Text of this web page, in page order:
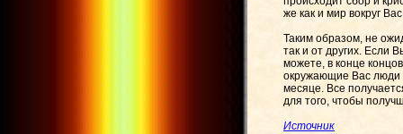
же как и мир вокруг
Таким образом, не
так и от других. Если
можете, в конце
окружающие Вас люди
месяце. Все
для того, чтобы
Источник